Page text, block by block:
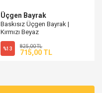
Üçgen Bayrak
Baskısız Üçgen Bayrak |
Kırmızı Beyaz
%13 825,00 TL
715,00 TL